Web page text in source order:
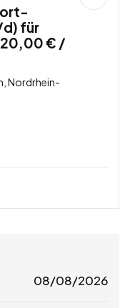
für
20,00 € /
Nordrhein-
08/08/2026